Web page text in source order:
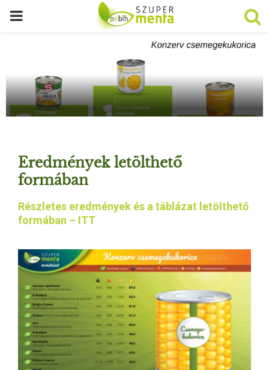
P
I
M
R
Eredmények letölthető
formában
Részletes eredmények és a táblázat letölthető
formában – ITT